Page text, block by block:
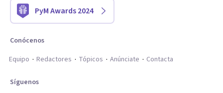
PyM Awards 2024
Conócenos
Equipo
Redactores Tópicos Anúnciate Contacta
Síguenos